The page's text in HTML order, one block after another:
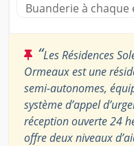
Buanderie à chaque
“Les Résidences
Ormeaux est une
semi-autonomes,
système d’appel
réception ouverte 24
offre deux niveaux